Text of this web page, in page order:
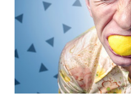
（実際は、「ホワイト・クリ
い）。 ホワイト・クリスマ
と比べて、「空想傾向」と「
イスコアでしたが、イメージ
は変わらなかったとの結果。
『幸福研究誌』に掲載され